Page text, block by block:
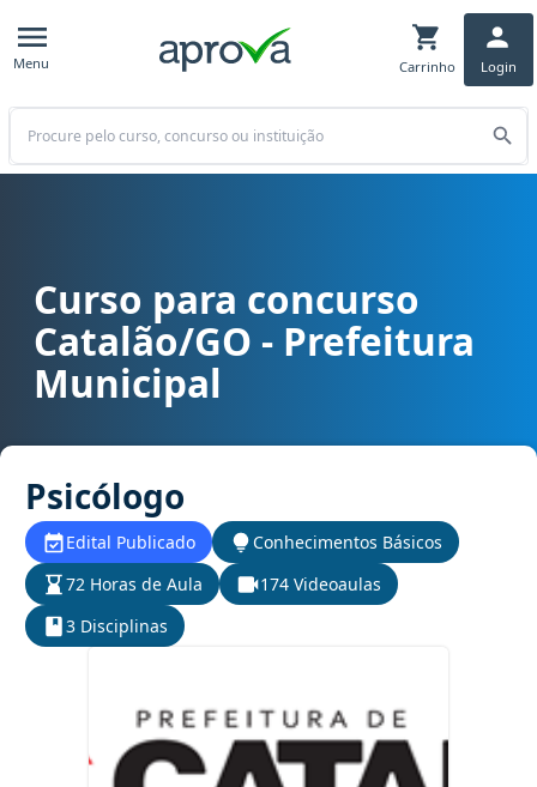
Menu Carrinho Login
Buscar
Curso para concurso Catalão/GO - Prefeitura Municipal cargo
Curso para concurso
Catalão/GO - Prefeitura
Municipal
Psicólogo
Edital Publicado
Conhecimentos Básicos
72 Horas de Aula
174 Videoaulas
3 Disciplinas